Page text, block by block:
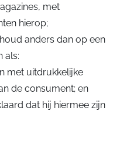
met
hierop;
anders dan op een
als:
met uitdrukkelijke
de consument; en
dat hij hiermee zijn